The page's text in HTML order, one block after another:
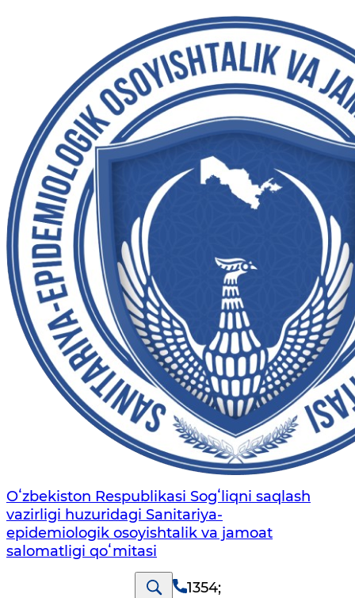
Oʻzbekiston Respublikasi Sogʻliqni saqlash
vazirligi huzuridagi Sanitariya-
epidemiologik osoyishtalik va jamoat
salomatligi qoʻmitasi
1354;